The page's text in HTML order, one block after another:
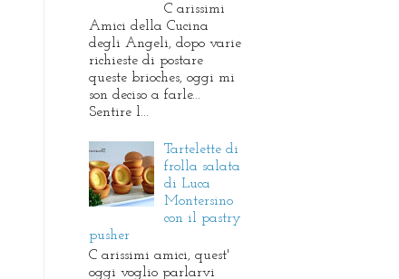
C arissimi
Amici della Cucina
degli Angeli, dopo varie
richieste di postare
queste brioches, oggi mi
son deciso a farle...
Sentire l...
Tartelette di
frolla salata
di Luca
Montersino
con il pastry
pusher
C arissimi amici, quest'
oggi voglio parlarvi